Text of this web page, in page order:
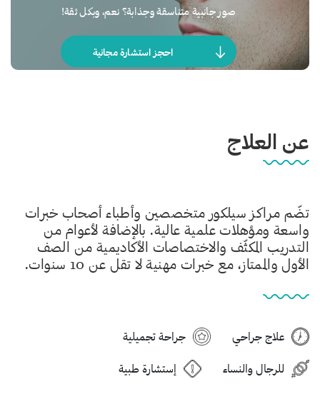
صور جانبية متناسقة وجذابة؟ نعم، وبكل ثقة!
احجز استشارة مجانية
عن العلاج
تضّم مراكز سيلكور متخصصين وأطباء أصحاب خبرات
واسعة ومؤهلات علمية عالية. بالإضافة لأعوام من
التدريب المكثّف والاختصاصات الأكاديمية من الصف
الأول والممتاز، مع خبرات مهنية لا تقل عن 10 سنوات.
علاج جراحي
جراحة تجميلية
للرجال والنساء
إستشارة طبية